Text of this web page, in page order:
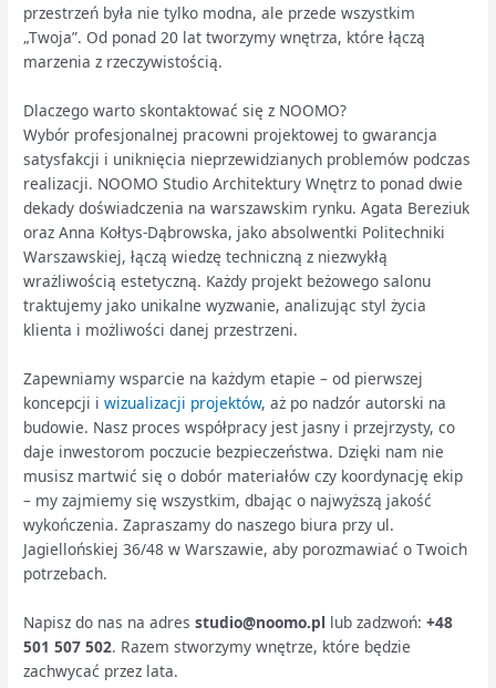
przestrzeń była nie tylko modna, ale przede wszystkim
„Twoja”. Od ponad 20 lat tworzymy wnętrza, które łączą
marzenia z rzeczywistością.
Dlaczego warto skontaktować się z NOOMO?
Wybór profesjonalnej pracowni projektowej to gwarancja
satysfakcji i uniknięcia nieprzewidzianych problemów podczas
realizacji. NOOMO Studio Architektury Wnętrz to ponad dwie
dekady doświadczenia na warszawskim rynku. Agata Bereziuk
oraz Anna Kołtys-Dąbrowska, jako absolwentki Politechniki
Warszawskiej, łączą wiedzę techniczną z niezwykłą
wrażliwością estetyczną. Każdy projekt beżowego salonu
traktujemy jako unikalne wyzwanie, analizując styl życia
klienta i możliwości danej przestrzeni.
Zapewniamy wsparcie na każdym etapie – od pierwszej
koncepcji iwizualizacji projektów, aż po nadzór autorski na
budowie. Nasz proces współpracy jest jasny i przejrzysty, co
daje inwestorom poczucie bezpieczeństwa. Dzięki nam nie
musisz martwić się o dobór materiałów czy koordynację ekip
– my zajmiemy się wszystkim, dbając o najwyższą jakość
wykończenia. Zapraszamy do naszego biura przy ul.
Jagiellońskiej 36/48 w Warszawie, aby porozmawiać o Twoich
potrzebach.
Napisz do nas na adresstudio@noomo.pl lub zadzwoń:+48
501 507 502. Razem stworzymy wnętrze, które będzie
zachwycać przez lata.